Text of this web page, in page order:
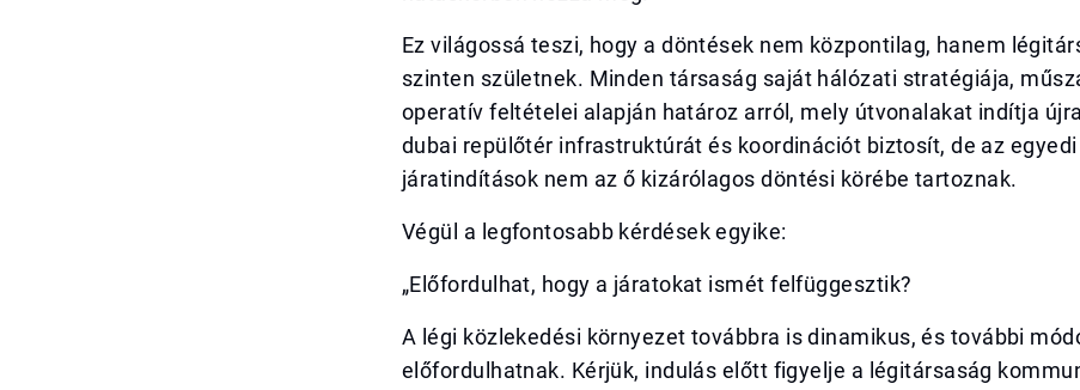
Ez világossá teszi, hogy a döntések nem központilag, hanem
szinten születnek. Minden társaság saját hálózati stratégiája,
operatív feltételei alapján határoz arról, mely útvonalakat indítja
dubai repülőtér infrastruktúrát és koordinációt biztosít, de az egyedi
járatindítások nem az ő kizárólagos döntési körébe tartoznak.
Végül a legfontosabb kérdések egyike:
„Előfordulhat, hogy a járatokat ismét felfüggesztik?
A légi közlekedési környezet továbbra is dinamikus, és további
előfordulhatnak. Kérjük, indulás előtt figyelje a légitársaság